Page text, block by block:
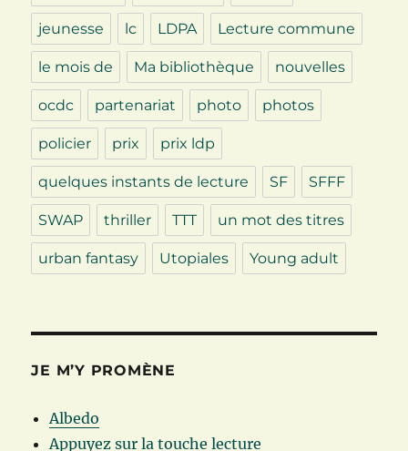
jeunesse lc LDPA Lecture commune
le mois de Ma bibliothèque nouvelles
ocdc partenariat photo photos
policier prix prix ldp
quelques instants de lecture SF SFFF
SWAP thriller TTT un mot des titres
urban fantasy Utopiales Young adult
JE M’Y PROMÈNE
Albedo
Appuyez sur la touche lecture